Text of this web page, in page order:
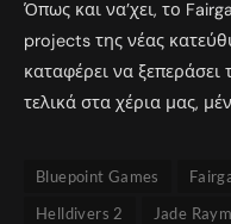
Όπως και να’χει, το
projects της νέας
καταφέρει να ξεπεράσει
τελικά στα χέρια μας,
Bluepoint Games
Helldivers 2
Jade